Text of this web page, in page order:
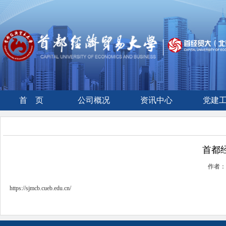
首 页 公司概况 资讯中心 党建
首都
作者
https://sjmcb.cueb.edu.cn/